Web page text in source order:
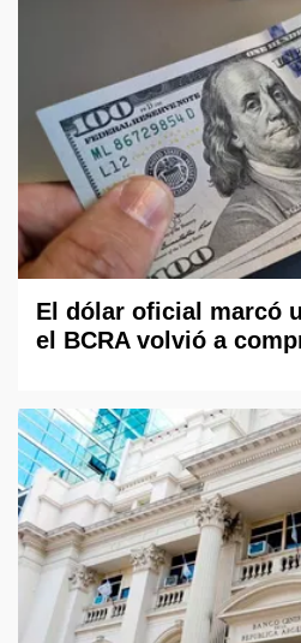
El dólar oficial marcó
el BCRA volvió a